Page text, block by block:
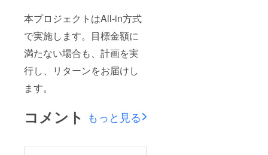
本プロジェクトはAll-in方式
で実施します。目標金額に
満たない場合も、計画を実
行し、リターンをお届けし
ます。
コメント もっと見る